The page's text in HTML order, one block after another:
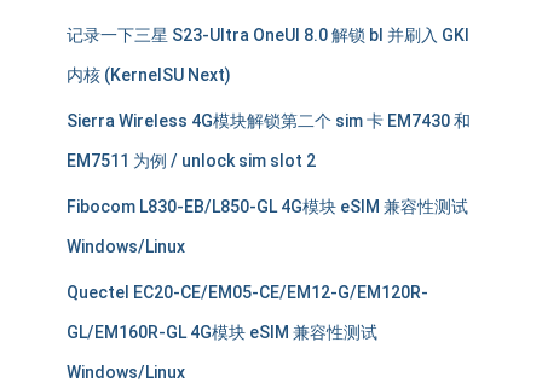
记录一下三星 S23-Ultra OneUI 8.0 解锁 bl 并刷入 GKI
内核 (KernelSU Next)
Sierra Wireless 4G模块解锁第二个 sim 卡 EM7430 和
EM7511 为例 / unlock sim slot 2
Fibocom L830-EB/L850-GL 4G模块 eSIM 兼容性测试
Windows/Linux
Quectel EC20-CE/EM05-CE/EM12-G/EM120R-
GL/EM160R-GL 4G模块 eSIM 兼容性测试
Windows/Linux